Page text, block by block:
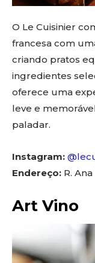
O Le Cuisinier
francesa com
criando pratos
ingredientes
oferece uma
leve e
paladar.
Instagram:
Endereço: R.
Art Vino